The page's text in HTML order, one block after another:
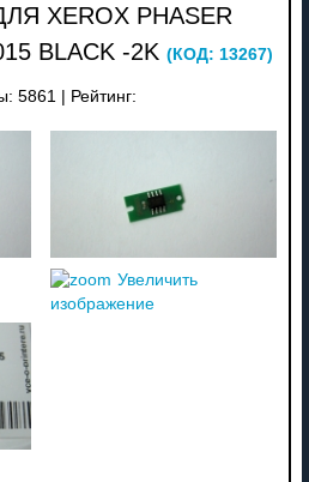
XEROX PHASER
BLACK -2K (КОД: 13267)
5861 Рейтинг:
Увеличить
изображение